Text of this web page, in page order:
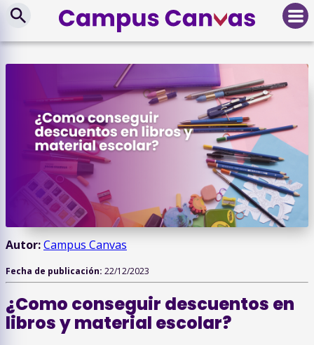
Autor:Campus Canvas
Fecha de publicación: 22/12/2023
¿Como conseguir descuentos en
libros y material escolar?